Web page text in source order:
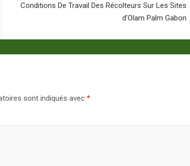
Conditions De Travail Des Récolteurs Sur Les Sites
d’Olam Palm Gabon
sont indiqués avec *